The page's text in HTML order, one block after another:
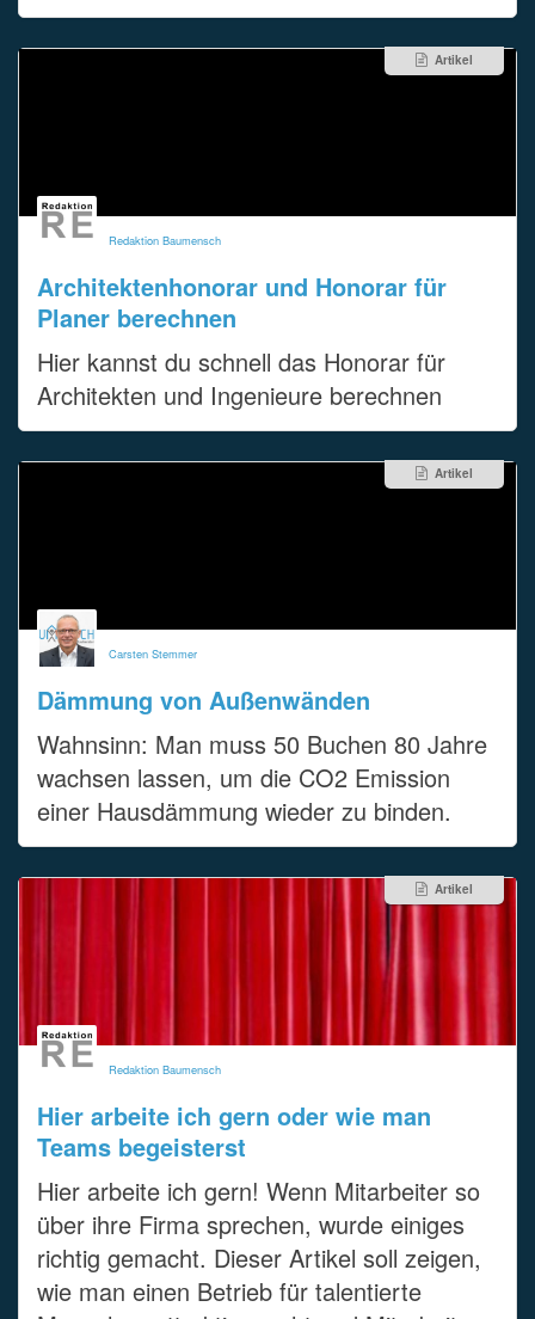
Artikel
Redaktion Baumensch
Architektenhonorar und Honorar für
Planer berechnen
Hier kannst du schnell das Honorar für
Architekten und Ingenieure berechnen
Artikel
Carsten Stemmer
Dämmung von Außenwänden
Wahnsinn: Man muss 50 Buchen 80 Jahre
wachsen lassen, um die CO2 Emission
einer Hausdämmung wieder zu binden.
Artikel
Redaktion Baumensch
Hier arbeite ich gern oder wie man
Teams begeisterst
Hier arbeite ich gern! Wenn Mitarbeiter so
über ihre Firma sprechen, wurde einiges
richtig gemacht. Dieser Artikel soll zeigen,
wie man einen Betrieb für talentierte